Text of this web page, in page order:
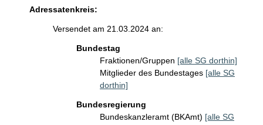
Adressatenkreis:
Versendet am 21.03.2024 an:
Bundestag
Fraktionen/Gruppen [alle SG dorthin]
Mitglieder des Bundestages [alle SG
dorthin]
Bundesregierung
Bundeskanzleramt (BKAmt) [alle SG